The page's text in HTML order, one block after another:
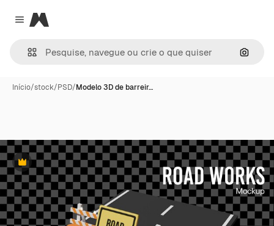
Close menu
Magnific
Início/stock/PSD/Modelo 3D de barreir…
Premium